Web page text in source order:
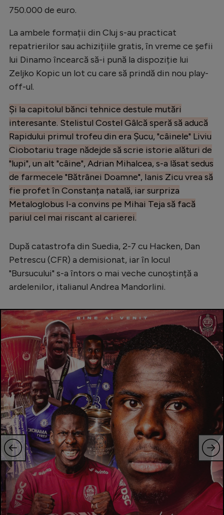
750.000 de euro.
La ambele formații din Cluj s-au practicat
repatrierilor sau achizițiile gratis, în vreme ce șefii
lui Dinamo încearcă să-i pună la dispoziție lui
Zeljko Kopic un lot cu care să prindă din nou play-
off-ul.
Și la capitolul bănci tehnice destule mutări
interesante. Stelistul Costel Gâlcă speră să aducă
Rapidului primul trofeu din era Șucu, "câinele" Liviu
Ciobotariu trage nădejde să scrie istorie alături de
"lupi", un alt "câine", Adrian Mihalcea, s-a lăsat sedus
de farmecele "Bătrânei Doamne", Ianis Zicu vrea să
fie profet în Constanța natală, iar surpriza
Metaloglobus l-a convins pe Mihai Teja să facă
pariul cel mai riscant al carierei.
După catastrofa din Suedia, 2-7 cu Hacken, Dan
Petrescu (CFR) a demisionat, iar în locul
"Bursucului" s-a întors o mai veche cunoștință a
ardelenilor, italianul Andrea Mandorlini.